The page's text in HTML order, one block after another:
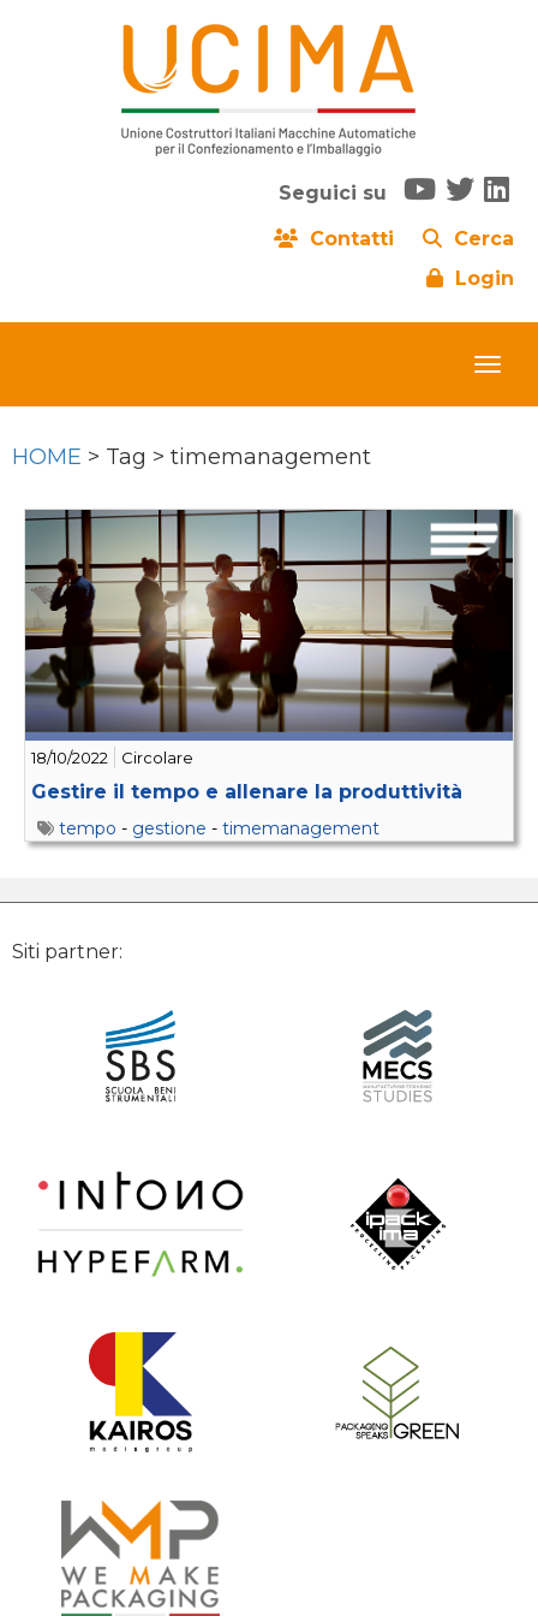
Seguici su
Contatti
Cerca
Login
HOME > Tag > timemanagement
18/10/2022 Circolare
Gestire il tempo e allenare la produttività
tempo - gestione - timemanagement
Siti partner: